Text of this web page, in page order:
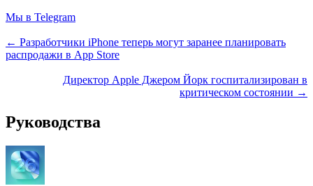
Мы в Telegram
← Разработчики iPhone теперь могут заранее планировать
распродажи в App Store
Директор Apple Джером Йорк госпитализирован в
критическом состоянии →
Руководства